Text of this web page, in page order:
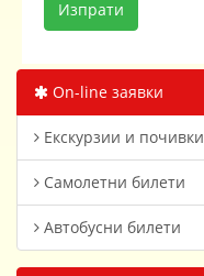
On-line заявки
Екскурзии и почивки
Самолетни билети
Автобусни билети